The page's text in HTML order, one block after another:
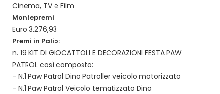
Cinema, TV e Film
Montepremi:
Euro 3.276,93
Premi in Palio:
n. 19 KIT DI GIOCATTOLI E DECORAZIONI FESTA PAW
PATROL così composto:
- N.1 Paw Patrol Dino Patroller veicolo motorizzato
- N.1 Paw Patrol Veicolo tematizzato Dino